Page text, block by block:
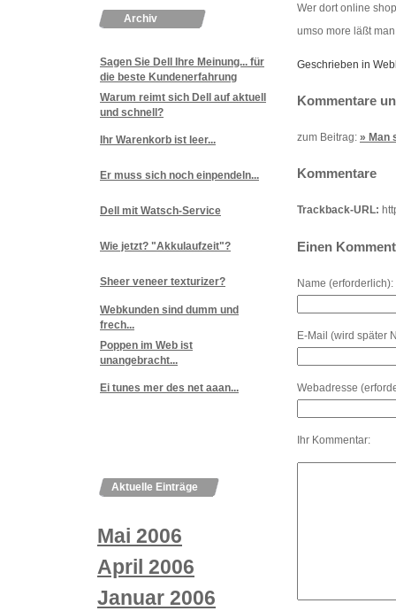
Wer dort online
umso more läßt
Geschrieben in
Kommentare
zum Beitrag: » Man
Kommentare
Trackback-URL:
Einen
Name (erforderlich):
E-Mail (wird später
Webadresse
Ihr Kommentar:
Archiv
Sagen Sie Dell Ihre Meinung... für
die beste Kundenerfahrung
Warum reimt sich Dell auf aktuell
und schnell?
Ihr Warenkorb ist leer...
Er muss sich noch einpendeln...
Dell mit Watsch-Service
Wie jetzt? "Akkulaufzeit"?
Sheer veneer texturizer?
Webkunden sind dumm und
frech...
Poppen im Web ist
unangebracht...
Ei tunes mer des net aaan...
Aktuelle Einträge
Mai 2006
April 2006
Januar 2006